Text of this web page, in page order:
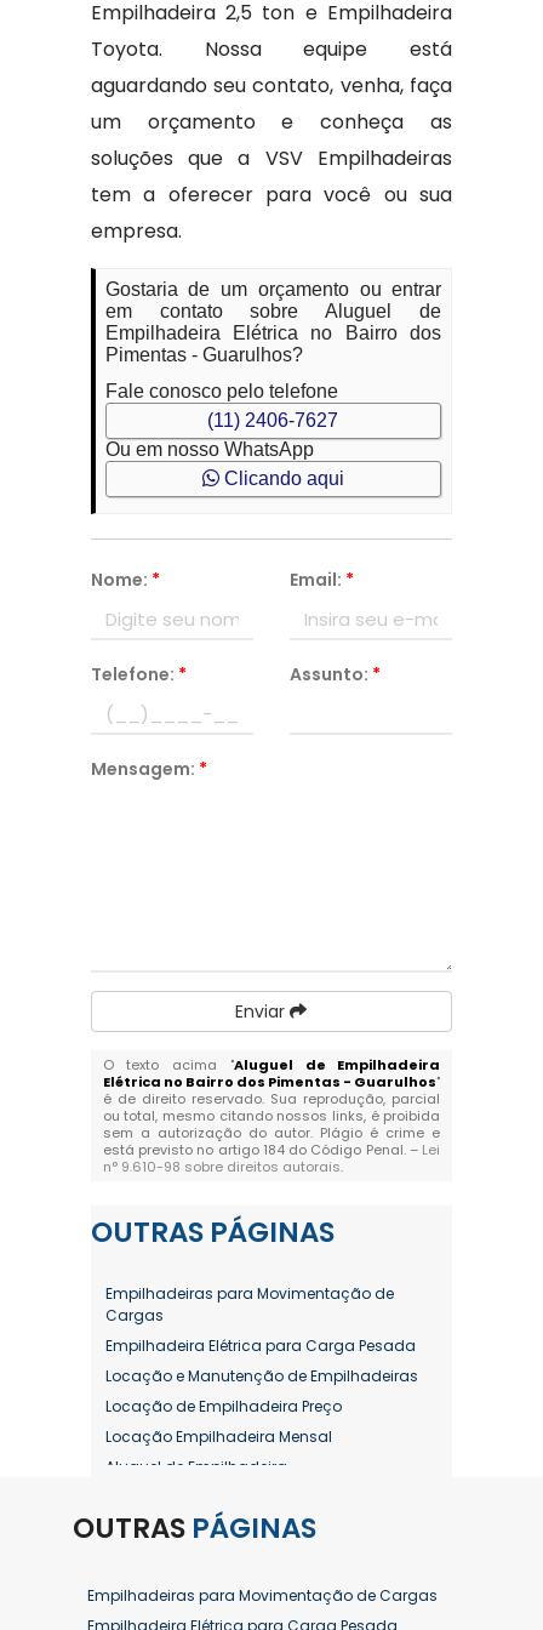
Empilhadeira 2,5 ton e Empilhadeira
Toyota. Nossa equipe está
aguardando seu contato, venha, faça
um orçamento e conheça as
soluções que a VSV Empilhadeiras
tem a oferecer para você ou sua
empresa.
Gostaria de um orçamento ou entrar
em contato sobre Aluguel de
Empilhadeira Elétrica no Bairro dos
Pimentas - Guarulhos?
Fale conosco pelo telefone
(11) 2406-7627
Ou em nosso WhatsApp
Clicando aqui
Nome: * Email: *
Telefone: * Assunto: *
Mensagem: *
Enviar
O texto acima "Aluguel de Empilhadeira
Elétrica no Bairro dos Pimentas - Guarulhos"
é de direito reservado. Sua reprodução, parcial
ou total, mesmo citando nossos links, é proibida
sem a autorização do autor. Plágio é crime e
está previsto no artigo 184 do Código Penal. – Lei
n° 9.610-98 sobre direitos autorais.
OUTRAS PÁGINAS
Empilhadeiras para Movimentação de
Cargas
Empilhadeira Elétrica para Carga Pesada
Locação e Manutenção de Empilhadeiras
Locação de Empilhadeira Preço
Locação Empilhadeira Mensal
Aluguel de Empilhadeira
Aluguel de Empilhadeira Diária Valor
Aluguel de Empilhadeira Elétrica Preço
Aluguel de Empilhadeira Mensal
OUTRAS PÁGINAS
Empilhadeiras para Movimentação de Cargas
Empilhadeira Elétrica para Carga Pesada